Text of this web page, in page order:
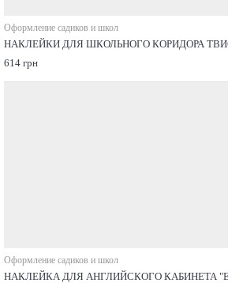
Оформление садиков и школ
НАКЛЕЙКИ ДЛЯ ШКОЛЬНОГО КОРИДОРА
614 грн
Оформление садиков и школ
НАКЛЕЙКА ДЛЯ АНГЛИЙСКОГО КАБИНЕТА